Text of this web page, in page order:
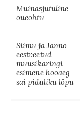
Muinasjutuline
õueõhtu
Siimu ja Janno
eestveetud
muusikaringi
esimene hooaeg
sai piduliku lõpu